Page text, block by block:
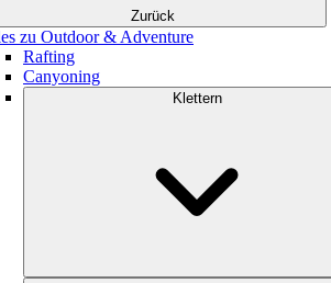
Zurück
zu Outdoor & Adventure
Rafting
Canyoning
Klettern